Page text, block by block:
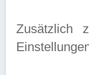
Zusätzlich